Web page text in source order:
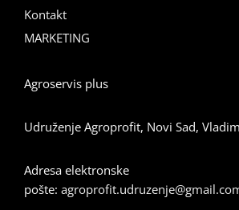
Kontakt
MARKETING
Agroservis plus
Udruženje Agroprofit, Novi Sad,
Adresa elektronske
pošte: